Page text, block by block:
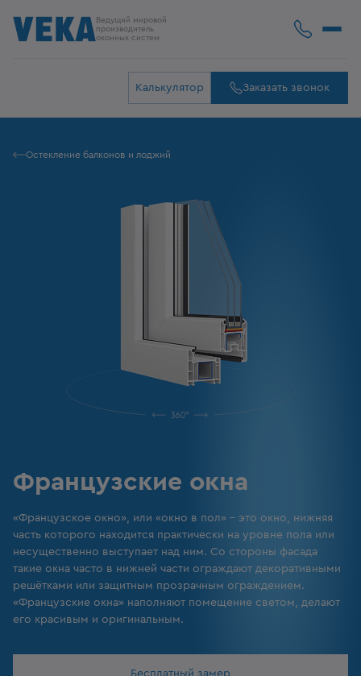
Ведущий мировой
производитель
оконных систем
Калькулятор Заказать звонок
Остекление балконов и лоджий
Французские окна
«Французское окно», или «окно в пол» – это окно, нижняя
часть которого находится практически на уровне пола или
несущественно выступает над ним. Со стороны фасада
такие окна часто в нижней части ограждают декоративными
решётками или защитным прозрачным ограждением.
«Французские окна» наполняют помещение светом, делают
его красивым и оригинальным.
Бесплатный замер